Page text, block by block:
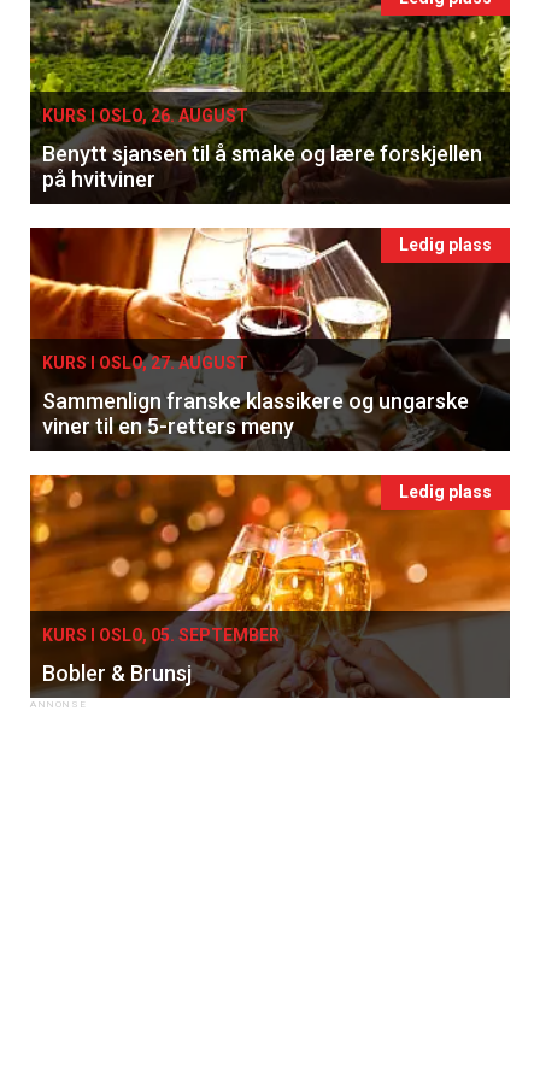
KURS I OSLO, 26. AUGUST
Benytt sjansen til å smake og lære forskjellen
på hvitviner
Ledig plass
KURS I OSLO, 27. AUGUST
Sammenlign franske klassikere og ungarske
viner til en 5-retters meny
Ledig plass
KURS I OSLO, 05. SEPTEMBER
Bobler & Brunsj